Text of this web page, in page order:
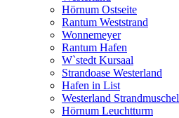
Hörnum Ostseite
Rantum Weststrand
Wonnemeyer
Rantum Hafen
W`stedt Kursaal
Strandoase Westerland
Hafen in List
Westerland Strandmuschel
Hörnum Leuchtturm